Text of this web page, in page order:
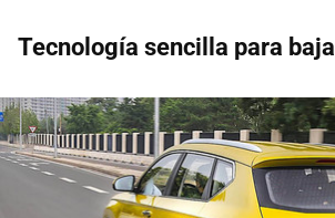
Tecnología sencilla para